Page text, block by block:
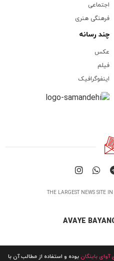
اجتماعی
فرهنگی هنری
چند رسانه
عکس
فیلم
اینفوگرافیک
THE LARGEST NEWS SITE
AVAYE
آوای باینگانبوده و استفاده از مطالب آن با